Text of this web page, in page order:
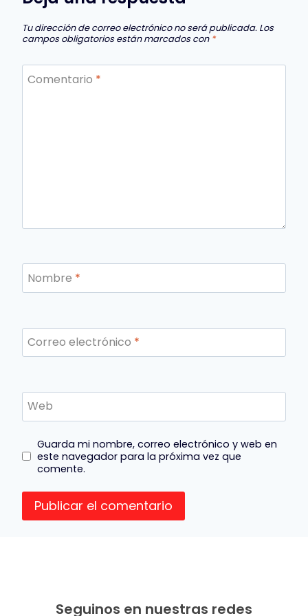
Tu dirección de correo electrónico no será publicada. Los
campos obligatorios están marcados con *
Comentario *
Nombre *
Correo electrónico *
Web
Guarda mi nombre, correo electrónico y web en
este navegador para la próxima vez que
comente.
Seguinos en nuestras redes